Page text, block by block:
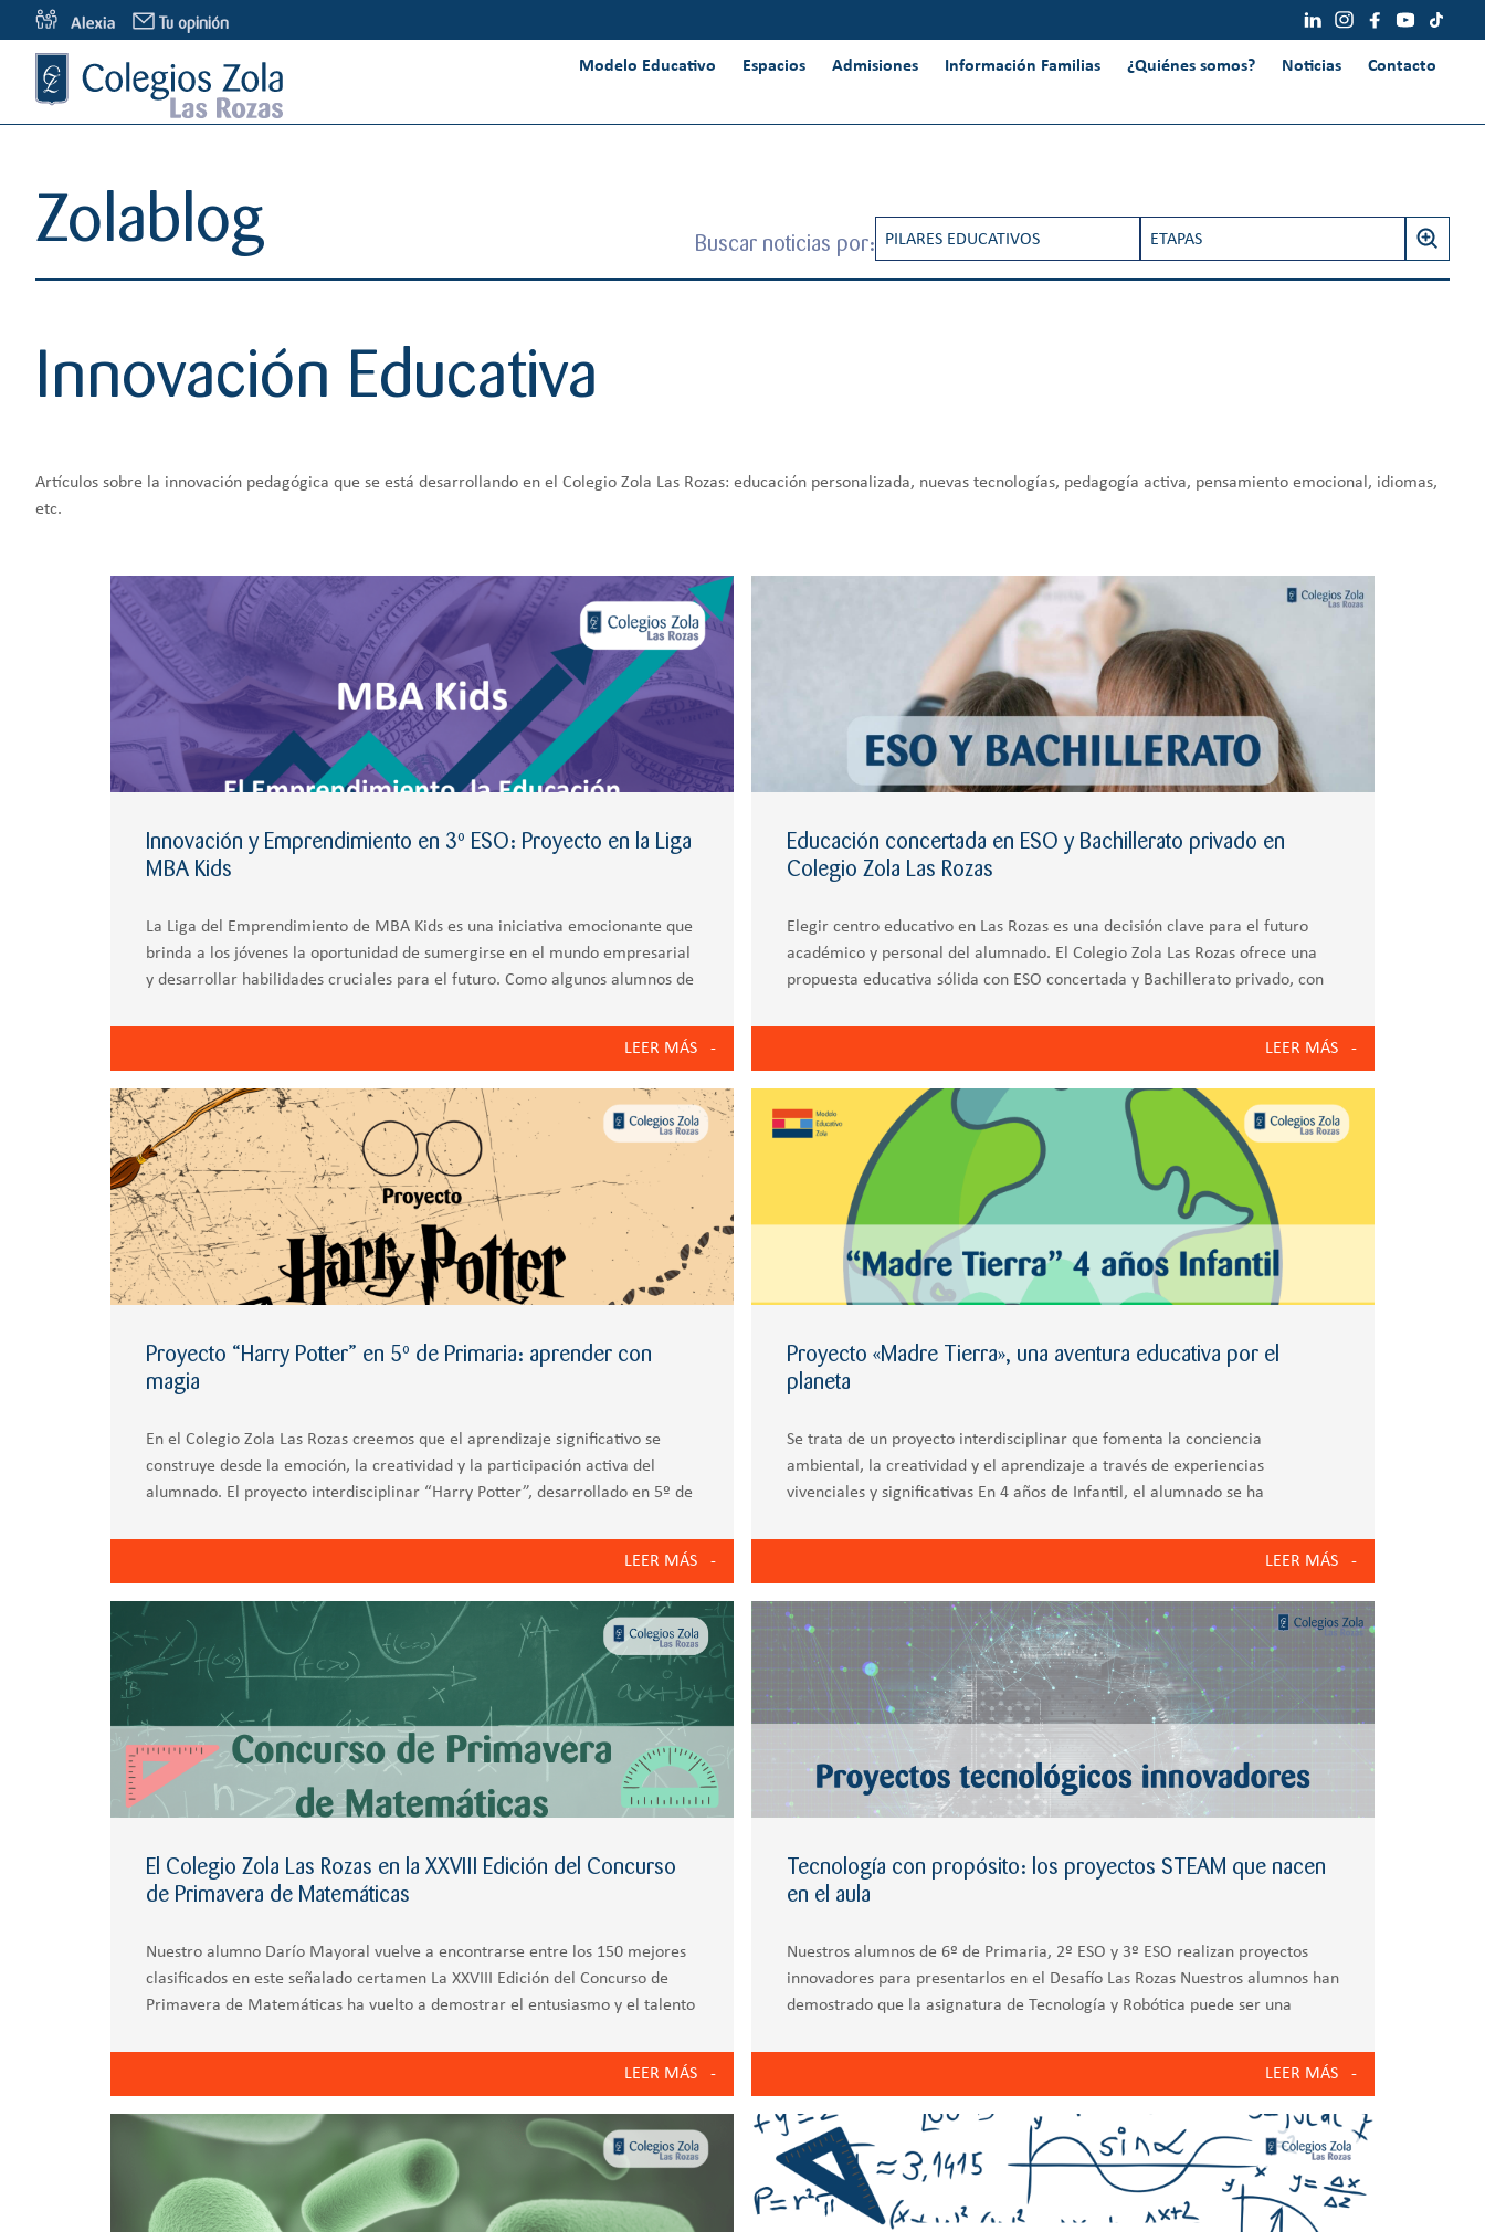
a
Tu opinión
Modelo Educativo Espacios Admisiones Información Familias ¿Quiénes somos? Noticias Contacto
Zolablog Buscar noticias por: PILARES EDUCATIVOS
RESPONSABILIDAD
ETAPAS
INFANTIL
Innovación Educativa
Artículos sobre la innovación pedagógica que se está desarrollando en el Colegio Zola Las Rozas: educación personalizada, nuevas tecnologías, pedagogía activa, pensamiento emocional, idiomas,
etc.
Innovación y Emprendimiento en 3º ESO: Proyecto en la Liga
MBA Kids
La Liga del Emprendimiento de MBA Kids es una iniciativa emocionante que
brinda a los jóvenes la oportunidad de sumergirse en el mundo empresarial
y desarrollar habilidades cruciales para el futuro. Como algunos alumnos de
LEER MÁS
Educación concertada en ESO y Bachillerato privado en
Colegio Zola Las Rozas
Elegir centro educativo en Las Rozas es una decisión clave para el futuro
académico y personal del alumnado. El Colegio Zola Las Rozas ofrece una
propuesta educativa sólida con ESO concertada y Bachillerato privado, con
LEER MÁS
Proyecto “Harry Potter” en 5º de Primaria: aprender con
magia
En el Colegio Zola Las Rozas creemos que el aprendizaje significativo se
construye desde la emoción, la creatividad y la participación activa del
alumnado. El proyecto interdisciplinar “Harry Potter”, desarrollado en 5º de
LEER MÁS
Proyecto «Madre Tierra», una aventura educativa por el
planeta
Se trata de un proyecto interdisciplinar que fomenta la conciencia
ambiental, la creatividad y el aprendizaje a través de experiencias
vivenciales y significativas En 4 años de Infantil, el alumnado se ha
LEER MÁS
El Colegio Zola Las Rozas en la XXVIII Edición del Concurso
de Primavera de Matemáticas
Nuestro alumno Darío Mayoral vuelve a encontrarse entre los 150 mejores
clasificados en este señalado certamen La XXVIII Edición del Concurso de
Primavera de Matemáticas ha vuelto a demostrar el entusiasmo y el talento
LEER MÁS
Tecnología con propósito: los proyectos STEAM que nacen
en el aula
Nuestros alumnos de 6º de Primaria, 2º ESO y 3º ESO realizan proyectos
innovadores para presentarlos en el Desafío Las Rozas Nuestros alumnos han
demostrado que la asignatura de Tecnología y Robótica puede ser una
LEER MÁS